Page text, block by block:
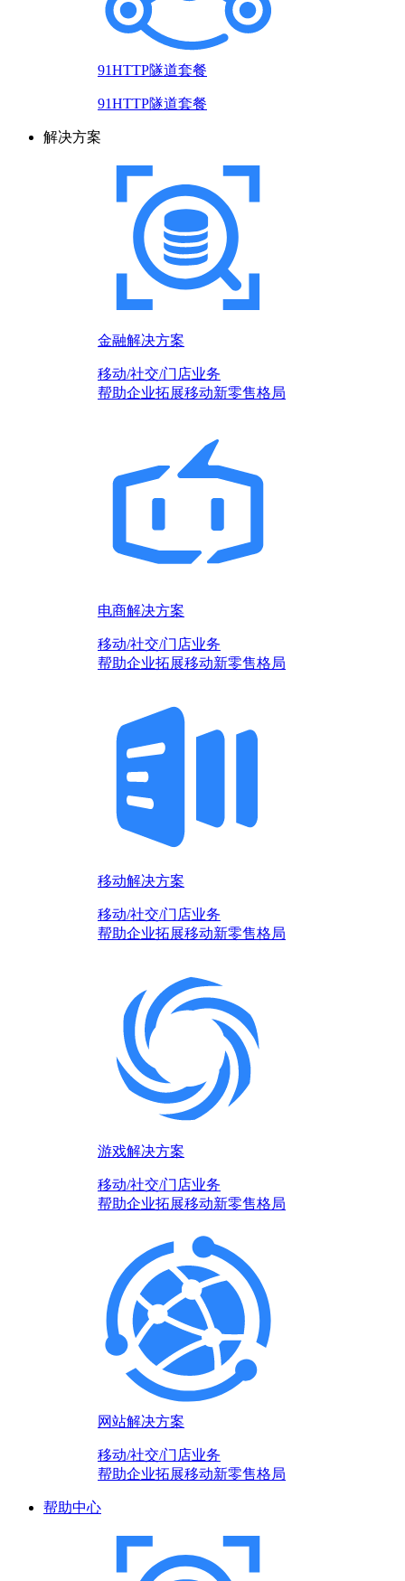
91HTTP隧道套餐
91HTTP隧道套餐
解决方案
金融解决方案
移动/社交/门店业务
帮助企业拓展移动新零售格局
电商解决方案
移动/社交/门店业务
帮助企业拓展移动新零售格局
移动解决方案
移动/社交/门店业务
帮助企业拓展移动新零售格局
游戏解决方案
移动/社交/门店业务
帮助企业拓展移动新零售格局
网站解决方案
移动/社交/门店业务
帮助企业拓展移动新零售格局
帮助中心